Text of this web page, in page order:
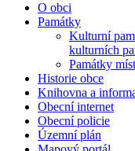
O obci
Památky
Kulturní
kulturních
Památky
Historie obce
Knihovna a
Obecní internet
Obecní policie
Územní plán